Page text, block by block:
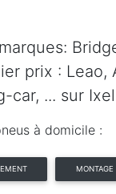
prix : Leao,
car, ... sur
à domicile :
MONTAGE